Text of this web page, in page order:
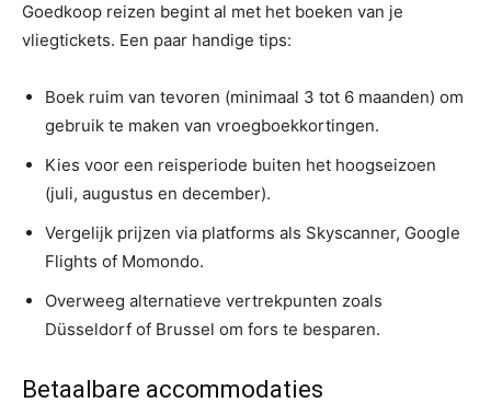
Goedkoop reizen begint al met het boeken van je
vliegtickets. Een paar handige tips:
Boek ruim van tevoren (minimaal 3 tot 6 maanden) om
gebruik te maken van vroegboekkortingen.
Kies voor een reisperiode buiten het hoogseizoen
(juli, augustus en december).
Vergelijk prijzen via platforms als Skyscanner, Google
Flights of Momondo.
Overweeg alternatieve vertrekpunten zoals
Düsseldorf of Brussel om fors te besparen.
Betaalbare accommodaties